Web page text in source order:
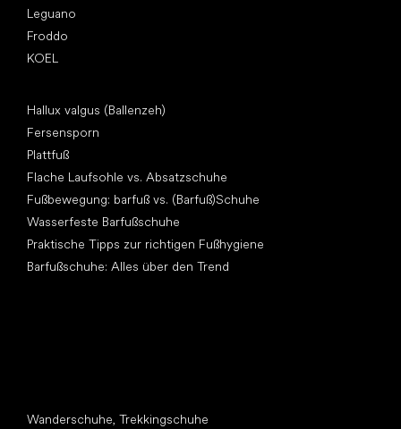
Leguano
Froddo
KOEL
Hallux valgus (Ballenzeh)
Fersensporn
Plattfuß
Flache Laufsohle vs. Absatzschuhe
Fußbewegung: barfuß vs. (Barfuß)Schuhe
Wasserfeste Barfußschuhe
Praktische Tipps zur richtigen Fußhygiene
Barfußschuhe: Alles über den Trend
Wanderschuhe, Trekkingschuhe